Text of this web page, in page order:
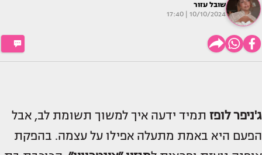
שובל עזור
10/10/2024 | 17:40
ג'ניפר לופז תמיד ידעה איך למשוך תשומת לב, אבל
הפעם היא באמת מתעלה אפילו על עצמה. בהפקת